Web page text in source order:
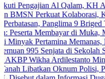
Al Qalam, KH
Perkuat Kolaborasi,
Panglima 9 Briged TDM
Membayar di Muka,
Pertamina Memanas, Enam
Senjata di Sekolah Swasta
Ardilestanto Minta PT
Oknum Polisi, PPWI